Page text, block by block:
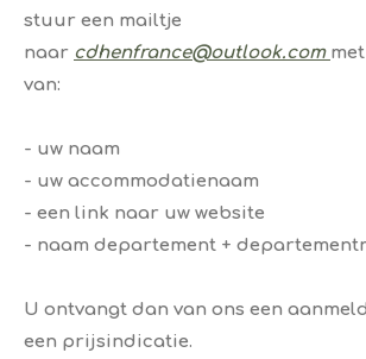
stuur een mailtje
naar cdhenfrance@outlook.com
van:
- uw naam
- uw accommodatienaam
- een link naar uw website
- naam departement +
U ontvangt dan van ons een
een prijsindicatie.